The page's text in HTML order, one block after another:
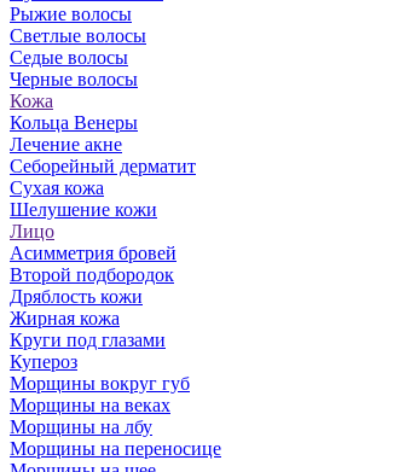
Рыжие волосы
Светлые волосы
Седые волосы
Черные волосы
Кожа
Кольца Венеры
Лечение акне
Себорейный дерматит
Сухая кожа
Шелушение кожи
Лицо
Асимметрия бровей
Второй подбородок
Дряблость кожи
Жирная кожа
Круги под глазами
Купероз
Морщины вокруг губ
Морщины на веках
Морщины на лбу
Морщины на переносице